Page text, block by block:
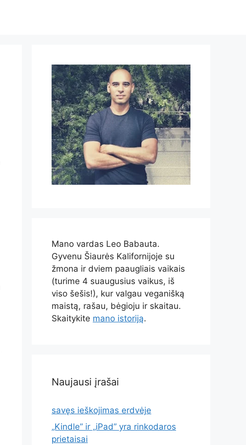
Mano vardas Leo Babauta.
Gyvenu Šiaurės Kalifornijoje su
žmona ir dviem paaugliais vaikais
(turime 4 suaugusius vaikus, iš
viso šešis!), kur valgau veganišką
maistą, rašau, bėgioju ir skaitau.
Skaitykite mano istoriją.
Naujausi įrašai
savęs ieškojimas erdvėje
„Kindle” ir „iPad” yra rinkodaros
prietaisai